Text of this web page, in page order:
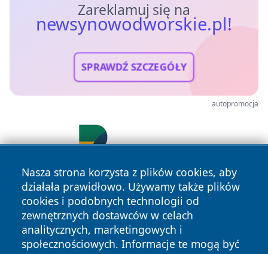
Zareklamuj się na
newsynowodworskie.pl!
SPRAWDŹ SZCZEGÓŁY
autopromocja
Nasza strona korzysta z plików cookies, aby
działała prawidłowo. Używamy także plików
cookies i podobnych technologii od
zewnętrznych dostawców w celach
analitycznych, marketingowych i
społecznościowych. Informacje te mogą być